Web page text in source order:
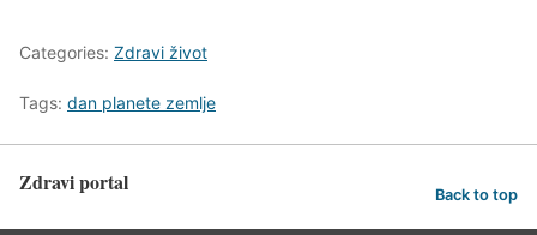
Categories: Zdravi život
Tags: dan planete zemlje
Zdravi portal Back to top